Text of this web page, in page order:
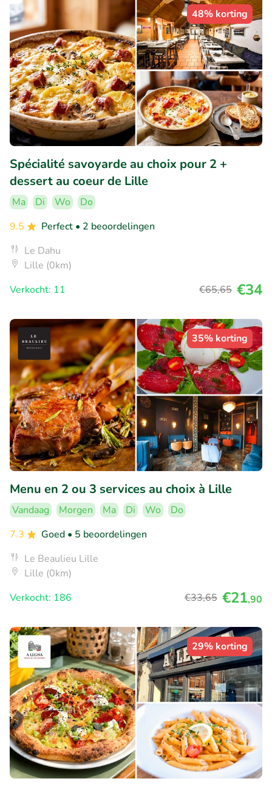
48% korting
Spécialité savoyarde au choix pour 2 +
dessert au coeur de Lille
Ma Di Wo
Do
9.5
Perfect • 2 beoordelingen
Le Dahu
Lille (0km)
Verkocht: 11
€65,65 €34
35% korting
Menu en 2 ou 3 services au choix à Lille
Vandaag Morgen Ma Di Wo
Do
7.3
Goed • 5 beoordelingen
Le Beaulieu Lille
Lille (0km)
Verkocht: 186
€33,65 €21,90
29% korting